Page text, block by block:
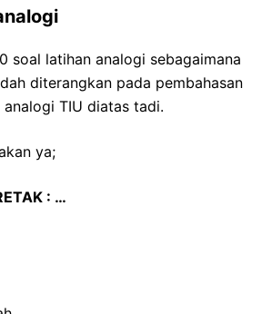
soal latihan analogi sebagaimana
diterangkan pada pembahasan
TIU diatas tadi.
ya;
: …